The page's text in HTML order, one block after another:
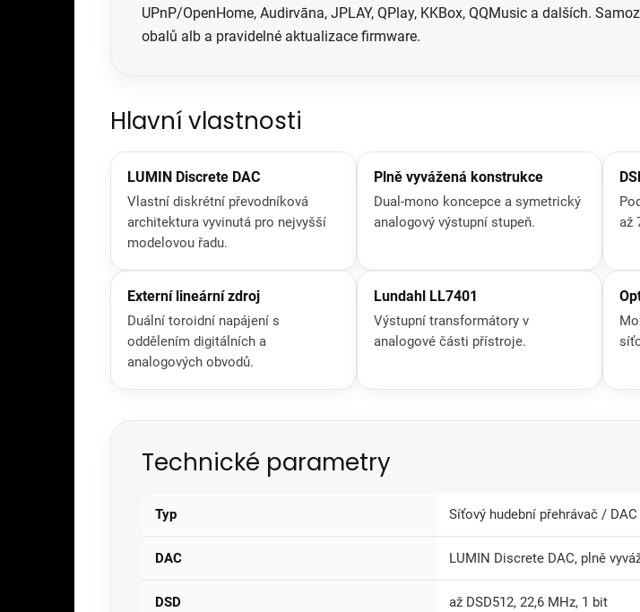
UPnP/OpenHome, Audirvāna, JPLAY, QPlay, KKBox, QQMusic a dalších.
obalů alb a pravidelné aktualizace firmware.
Hlavní vlastnosti
LUMIN Discrete DAC
Vlastní diskrétní převodníková
architektura vyvinutá pro nejvyšší
modelovou řadu.
Plně vyvážená konstrukce
Dual-mono koncepce a symetrický
analogový výstupní stupeň.
až
Externí lineární zdroj
Duální toroidní napájení s
oddělením digitálních a
analogových obvodů.
Lundahl LL7401
Výstupní transformátory v
analogové části přístroje.
Technické parametry
Typ Síťový hudební přehrávač /
DAC LUMIN Discrete DAC, plně
DSD až DSD512, 22,6 MHz, 1 bit